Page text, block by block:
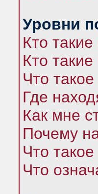
Уровни
Кто
Кто
Что
Где
Как мне
Почему
Что
Что